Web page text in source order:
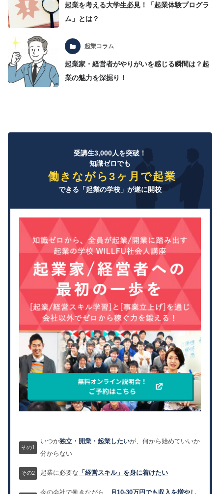
起業を考える大学生必見！「起業体験プログラ
ム」とは？
起業コラム
起業家・経営者がやりがいを感じる瞬間は？起
業の魅力を深掘り！
受講生3,000人を突破！
知識ゼロでも
働きながら3ヶ月で起業
できる「起業の学校」が遂に開校
いつか独立・開業・起業したいが、何から始めていいか
分からない
起業に必要な 「経営スキル」を身に着けたい
今の会社で働きながら、 月10-30万円でも収入を増やし